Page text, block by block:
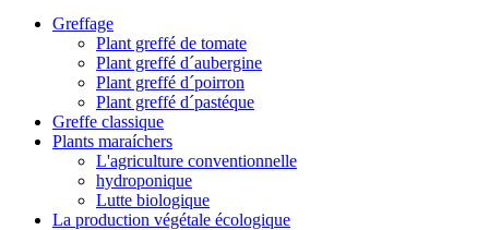
Greffage
Plant greffé de tomate
Plant greffé d´aubergine
Plant greffé d´poirron
Plant greffé d´pastéque
Greffe classique
Plants maraíchers
L'agriculture conventionnelle
hydroponique
Lutte biologique
La production végétale écologique